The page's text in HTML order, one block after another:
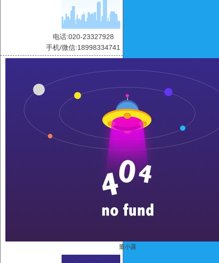
电话:020-23327928
手机/微信:18998334741
董小露